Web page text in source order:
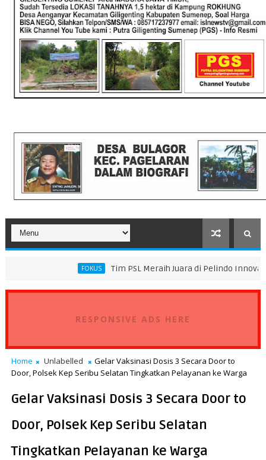
Tim PSL Meraih Juara di Pelindo Innovation Award
RESPONSIVE ADS HERE
Home Unlabelled
Gelar Vaksinasi Dosis 3 Secara Door to
Door, Polsek Kep Seribu Selatan Tingkatkan Pelayanan ke Warga
Gelar Vaksinasi Dosis 3 Secara Door to
Door, Polsek Kep Seribu Selatan
Tingkatkan Pelayanan ke Warga